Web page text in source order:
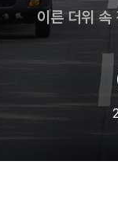
이른 더위 속